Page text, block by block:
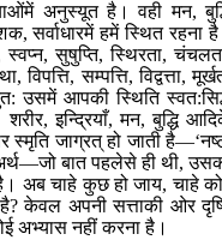
अनुस्यूत है। वही मन,
सर्वाधारमें हमें स्थित रहना
स्वप्न, सुषुप्ति, स्थिरता,
सम्पत्ति, विद्वत्ता,
उसमें आपकी स्थिति
इन्द्रियाँ, मन, बुद्धि
स्मृति जाग्रत् हो जाती
बात पहलेसे ही थी,
अब चाहे कुछ हो जाय, चाहे
केवल अपनी सत्ताकी ओर
अभ्यास नहीं करना है।